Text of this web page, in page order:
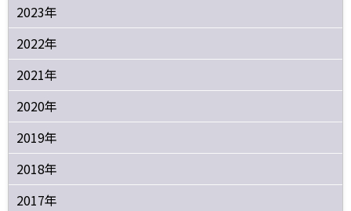
2023年
2022年
2021年
2020年
2019年
2018年
2017年